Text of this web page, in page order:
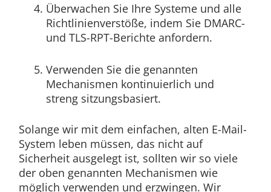
Überwachen Sie Ihre Systeme und alle
Richtlinienverstöße, indem Sie DMARC-
und TLS-RPT-Berichte anfordern.
Verwenden Sie die genannten
Mechanismen kontinuierlich und
streng sitzungsbasiert.
Solange wir mit dem einfachen, alten E-Mail-
System leben müssen, das nicht auf
Sicherheit ausgelegt ist, sollten wir so viele
der oben genannten Mechanismen wie
möglich verwenden und erzwingen. Wir